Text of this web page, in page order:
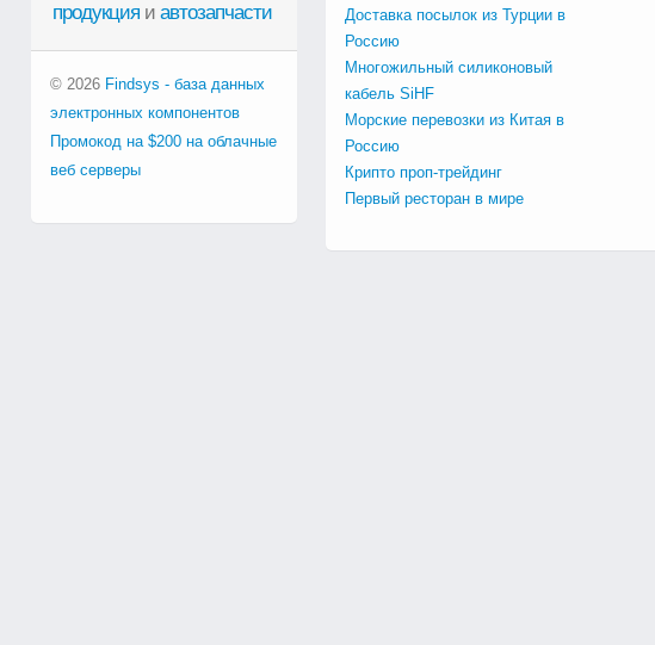
продукция и автозапчасти
© 2026 Findsys - база данных
электронных компонентов
Промокод на $200 на облачные
веб серверы
Доставка посылок из Турции в
Россию
Многожильный силиконовый
кабель SiHF
Морские перевозки из Китая в
Россию
Крипто проп-трейдинг
Первый ресторан в мире